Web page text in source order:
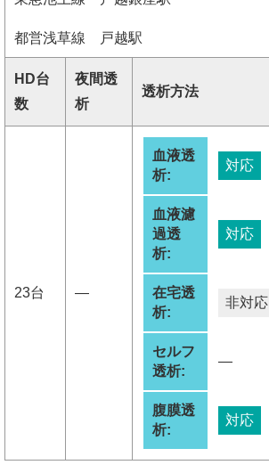
都営浅草線 戸越駅
HD台
数
夜間透
析
透析方法
23台 ―
血液透
析:
対応
血液濾
過透
析:
対応
在宅透
析:
非対応
セルフ
透析:
―
腹膜透
析:
対応